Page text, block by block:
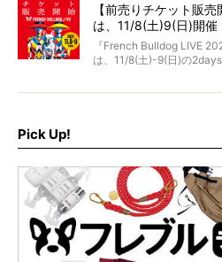
day1の司会はフレブルラ
ェスには世代ど真ん中の
に豪華なラインナップ。
北は北海道、南は鹿児島
グが一堂に会した「フレ
【前売りチケット販
は、11/8(土)9(日)開催
マソング制作も決定
『French Bulldog LIVE
は、11/8(土)-9(日)の2days
お得な前売りチケット、
ど、内容盛りだくさんで
お見逃しなく！
Pick Up!